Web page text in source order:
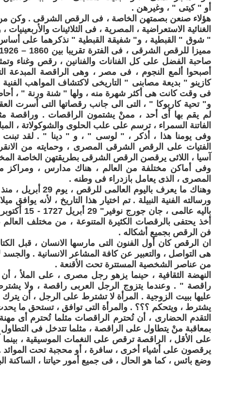
أو " كيتى " ، وغيرهن .
هؤلاء صنعن بصمتهن الخاصة ، فى الرقص الشرقى . وكن من
الغنائية الاستعراضية ، المصرية ، فى الثلاثينات
" شوق " القبطية ، و" شفيقة القبطية " نذكرهما على
صاحبة الفضل على كل الفنانات والفنانين ، رقص وغناء
أصبحوا ألمع النجوم ، فى مصر ، وهى الراقصة المبدعة
كازينو " بديعة مصابنى " التاريخى لاكتشاف المواهب
فى وقت كانت هى أكثر شهرة منه ، ولها " شنة ورنة " ،
و" تحية كاريوكا " ، التى الى جانب رقصاتها التى أسرت
لم يقم بها أى أحد ، ممنْ يشتمون الراقصات . وراقصة
الفاتنة السمراء ، ترسم على علب الحلوى والشوكولاتة ،
وفى يومنا هذا ، أذكر ، " لوسى " ، و " دينا " . لقد تبنت
الفتيات على الرقص الشرقى المصرى ، وحمايته من
آسيا ، اللائى يرقصن الرقص الشرقى بطريقتهن الخاصة
وفى أماكن مختلفة من العالم ، هناك مدارس ،
المصرى ، الذى يعامل بازدراء فى وطنه .
ورسالته الفنية النبيلة . تم اختيار هذا التاريخ ، لأنه
أخذ يحتفى بالرقصات الكثيرة المتنوعة ، من مختلف
فن الرقص بجميع أشكاله .
ان الرقص كان أول الفنون التى مارسها الانسان ، قبل
هى التواصل ، والتعبير عن كافة المشاعر الانسانية .
من عناصر الشخصية المستترة تحت الأقنعة .
النهضة الثقافية ، حينما يزهو رجل مصرى ، على الملأ ،
راقصة " . وعندما يتزوج الرجل العربى راقصة ، ولا
عليها ببيت الزوجية . المرأة لا تشترط على الرجل ، أن
يشترط ، ويتحكم ؟؟؟ . والمرأة التى توافق ، تستحق ما
التقدم الحضارى ، أن تُحترم الراقصات مثلما تُحترم أى
بمعاقبة منْ يتطاول على الراقصة ، مثلما تتدخل فى
على الأقل ، الراقصة ترقص على النغمات الموسيقية ،
يرقصون على أشياء أخرى ، سافرة ، أو محجبة تحت الموائد
وضع بائس ، كما هو الحال ، فى جميع أمور حياتنا ، الساكنة